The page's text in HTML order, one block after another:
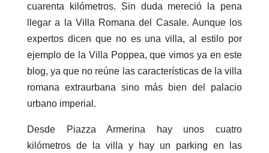
cuarenta kilómetros. Sin duda mereció la pena
llegar a la Villa Romana del Casale. Aunque los
expertos dicen que no es una villa, al estilo por
ejemplo de la Villa Poppea, que vimos ya en este
blog, ya que no reúne las características de la villa
romana extraurbana sino más bien del palacio
urbano imperial.
Desde Piazza Armerina hay unos cuatro
kilómetros de la villa y hay un parking en las